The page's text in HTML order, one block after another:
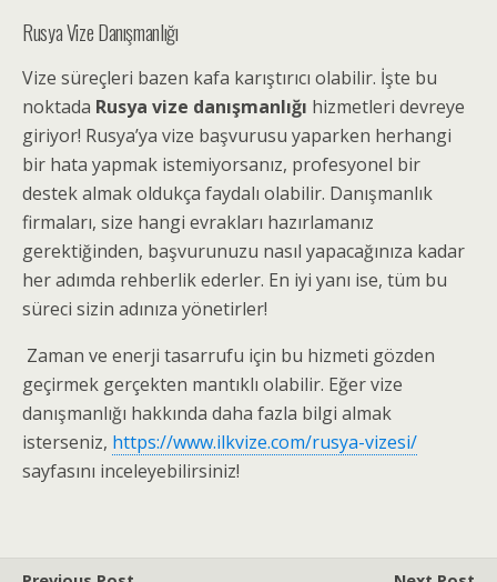
Rusya Vize Danışmanlığı
Vize süreçleri bazen kafa karıştırıcı olabilir. İşte bu
noktada Rusya vize danışmanlığı hizmetleri devreye
giriyor! Rusya’ya vize başvurusu yaparken herhangi
bir hata yapmak istemiyorsanız, profesyonel bir
destek almak oldukça faydalı olabilir. Danışmanlık
firmaları, size hangi evrakları hazırlamanız
gerektiğinden, başvurunuzu nasıl yapacağınıza kadar
her adımda rehberlik ederler. En iyi yanı ise, tüm bu
süreci sizin adınıza yönetirler!
Zaman ve enerji tasarrufu için bu hizmeti gözden
geçirmek gerçekten mantıklı olabilir. Eğer vize
danışmanlığı hakkında daha fazla bilgi almak
isterseniz, https://www.ilkvize.com/rusya-vizesi/
sayfasını inceleyebilirsiniz!